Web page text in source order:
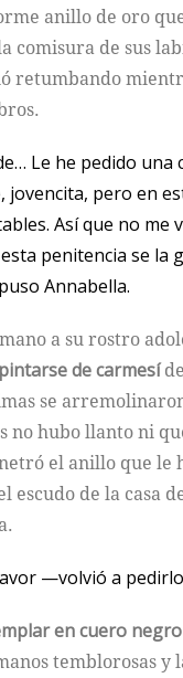
anillo de oro
comisura de sus
retumbando
Le he pedido una
jovencita, pero en
Así que no me
penitencia se la
Annabella.
a su rostro
pintarse de carmesí
se
no hubo llanto ni
el anillo que le
escudo de la casa
—volvió a
en cuero
temblorosas y